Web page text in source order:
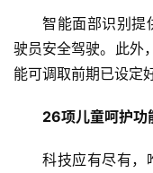
页
智能面部识别提
驶员安全驾驶。此外
能可调取前期已设定
26项儿童呵护功
科技应有尽有，